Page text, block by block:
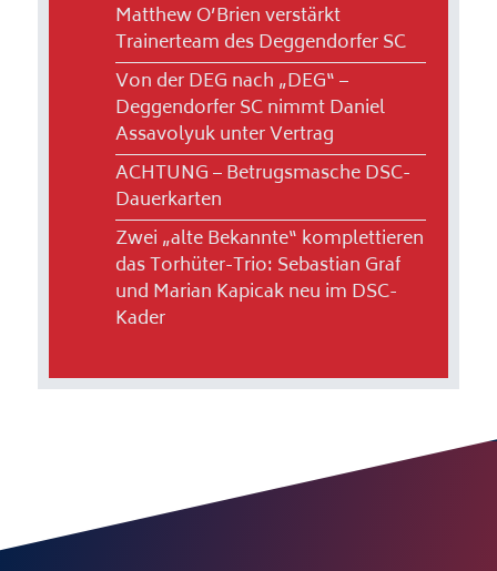
Matthew O’Brien verstärkt
Trainerteam des Deggendorfer SC
Von der DEG nach „DEG“ –
Deggendorfer SC nimmt Daniel
Assavolyuk unter Vertrag
ACHTUNG – Betrugsmasche DSC-
Dauerkarten
Zwei „alte Bekannte“ komplettieren
das Torhüter-Trio: Sebastian Graf
und Marian Kapicak neu im DSC-
Kader